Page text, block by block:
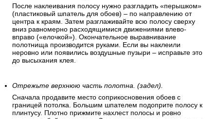
Разглаживайте полосу после наклеивания.
После наклеивания полосу нужно разгладить «перышком»
(пластиковый шпатель для обоев) – по направлению от
центра к краям. Затем разглаживайте всю полосу сверху
вниз равномерно расходящимися движениями влево-
вправо («елочкой»). Окончательное выравнивание
до высыхания клея.
Отрежьте верхнюю часть полотна. (задел).